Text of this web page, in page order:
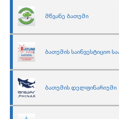
მწვანე ბათუმი
ბათუმის საინვესტიციო
ბათუმის დელფინარიუმი